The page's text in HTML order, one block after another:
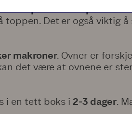
stekeplate under platen
toppen. Det er også viktig
makroner. Ovner er
det være at ovnene er
i en tett boks i 2-3 dager.